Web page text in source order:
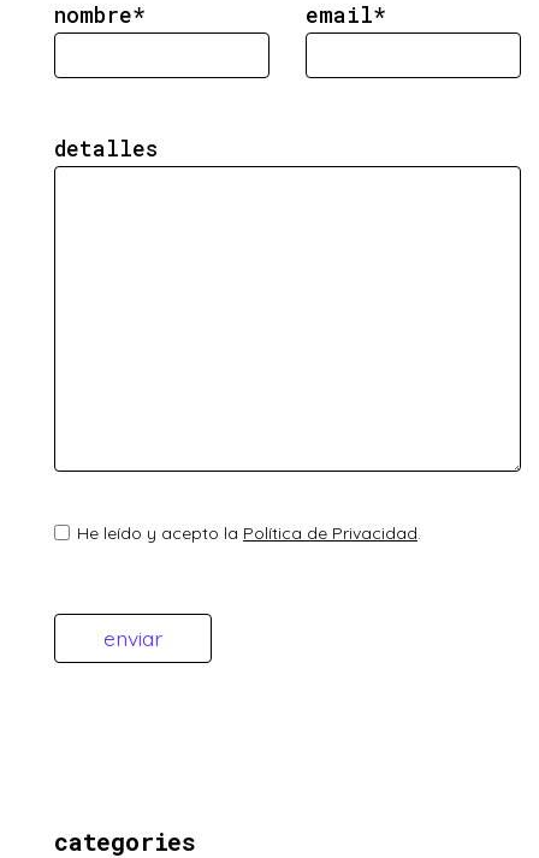
nombre* email*
detalles
He leído y acepto la Política de Privacidad.
categories